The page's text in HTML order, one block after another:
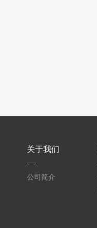
关于我们
公司简介